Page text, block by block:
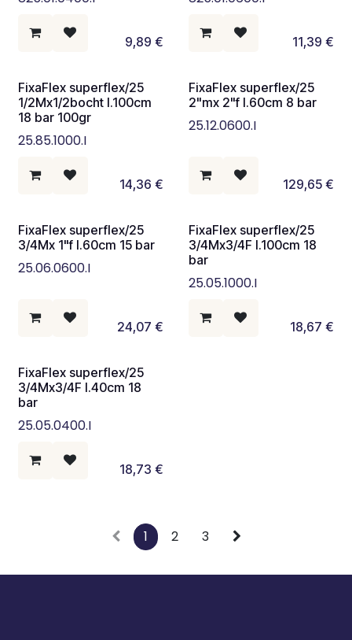
9,89 € 11,39 €
FixaFlex superflex/25
1/2Mx1/2bocht l.100cm
18 bar 100gr
25.85.1000.I
14,36 €
FixaFlex superflex/25
2"mx 2"f l.60cm 8 bar
25.12.0600.I
129,65€
FixaFlex superflex/25
3/4Mx 1"f l.60cm 15 bar
25.06.0600.I
24,07 €
FixaFlex superflex/25
3/4Mx3/4F l.100cm 18
bar
25.05.1000.I
18,67 €
FixaFlex superflex/25
3/4Mx3/4F l.40cm 18
bar
25.05.0400.I
18,73 €
1 2 3